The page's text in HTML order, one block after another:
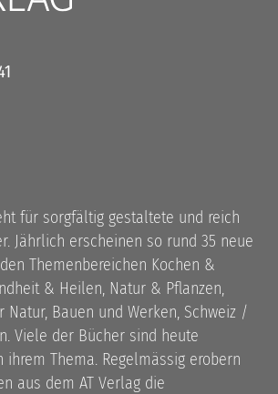
für sorgfältig gestaltete und reich
Jährlich erscheinen so rund 35 neue
Themenbereichen Kochen &
& Heilen, Natur & Pflanzen,
Natur, Bauen und Werken, Schweiz /
Viele der Bücher sind heute
ihrem Thema. Regelmässig erobern
aus dem AT Verlag die